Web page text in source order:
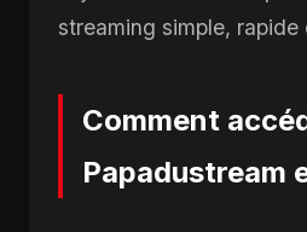
streaming simple, rapide
Comment
Papadustream